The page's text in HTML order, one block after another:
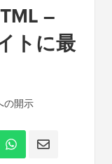
–
トに最
の開示